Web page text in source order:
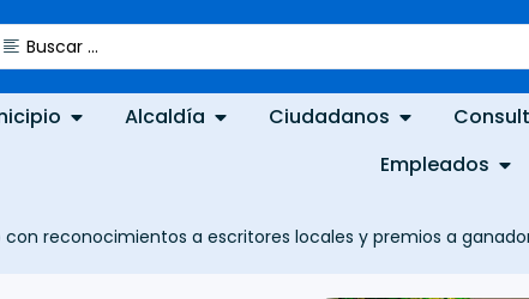
Alcaldía Ciudadanos
Empleados
con reconocimientos a escritores locales y premios a